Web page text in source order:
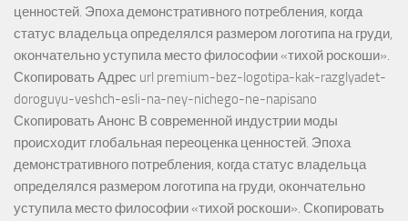
ценностей. Эпоха демонстративного потребления, когда
статус владельца определялся размером логотипа на груди,
окончательно уступила место философии «тихой роскоши».
Скопировать Адрес url premium-bez-logotipa-kak-razglyadet-
doroguyu-veshch-esli-na-ney-nichego-ne-napisano
Скопировать Анонс В современной индустрии моды
происходит глобальная переоценка ценностей. Эпоха
демонстративного потребления, когда статус владельца
определялся размером логотипа на груди, окончательно
уступила место философии «тихой роскоши». Скопировать